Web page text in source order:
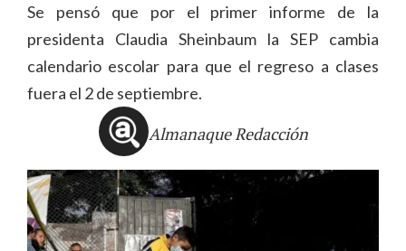
Se pensó que por el primer informe de la
presidenta Claudia Sheinbaum la SEP cambia
calendario escolar para que el regreso a clases
fuera el 2 de septiembre.
Almanaque Redacción